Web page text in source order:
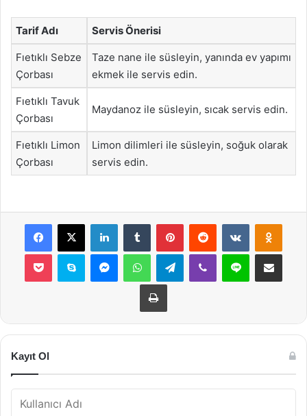
Tarif Adı Servis Önerisi
Fıetıklı Sebze
Çorbası
Taze nane ile süsleyin, yanında ev yapımı
ekmek ile servis edin.
Fıetıklı Tavuk
Çorbası
Maydanoz ile süsleyin, sıcak servis edin.
Fıetıklı Limon
Çorbası
Limon dilimleri ile süsleyin, soğuk olarak
servis edin.
Facebook
X LinkedInTumblr PinterestReddit VKontakte
Pocket Skype MessengerWhatsAppTelegramViber Line E-Posta ile
Yazdır
Kayıt Ol